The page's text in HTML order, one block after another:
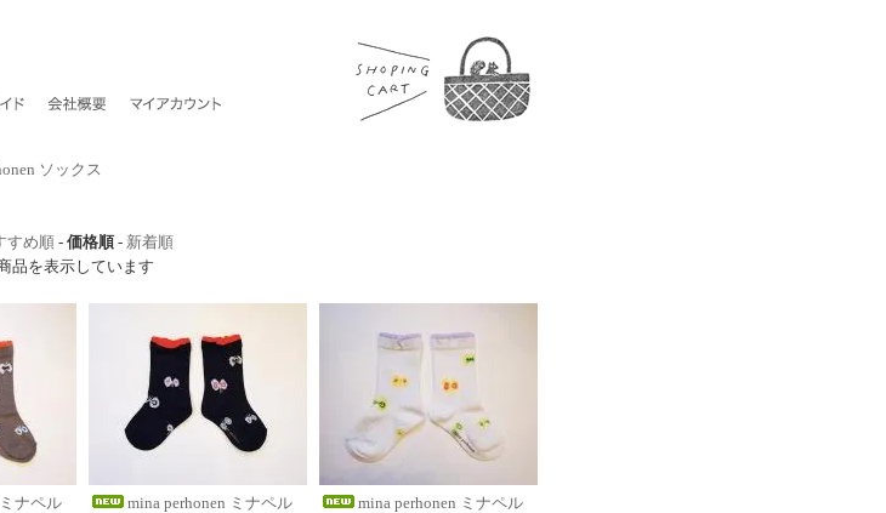
ソックス
すめ順- 価格順- 新着順
品を表示しています
ナペル
mina perhonen ミナペル
mina perhonen ミナペル